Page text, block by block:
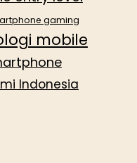
gaming
mobile
Indonesia